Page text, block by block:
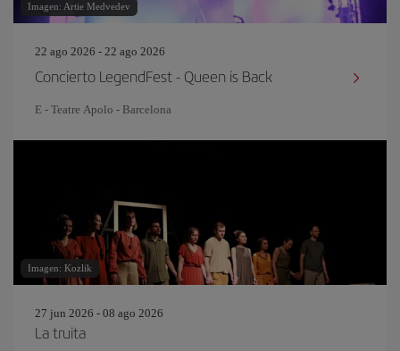
Imagen: Artie Medvedev
22 ago 2026 - 22 ago 2026
Concierto LegendFest - Queen is Back
E - Teatre Apolo - Barcelona
Imagen: Kozlik
27 jun 2026 - 08 ago 2026
La truita